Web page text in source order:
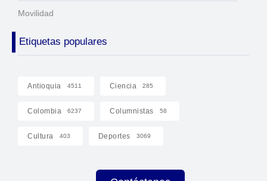
Movilidad
Etiquetas populares
Antioquia 4511 Ciencia 285
Colombia 6237 Columnistas 58
Cultura 403 Deportes 3069